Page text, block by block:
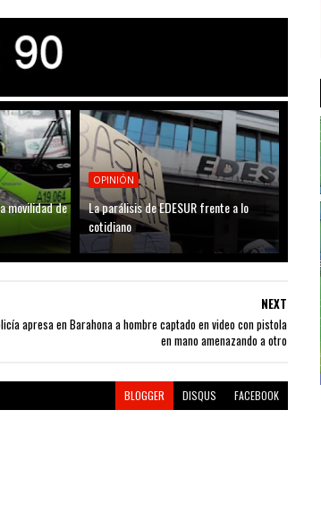
movilidad de
OPINIÓN
La parálisis de EDESUR frente a lo
cotidiano
NEXT
apresa en Barahona a hombre captado en video con pistola
en mano amenazando a otro
BLOGGER DISQUS FACEBOOK